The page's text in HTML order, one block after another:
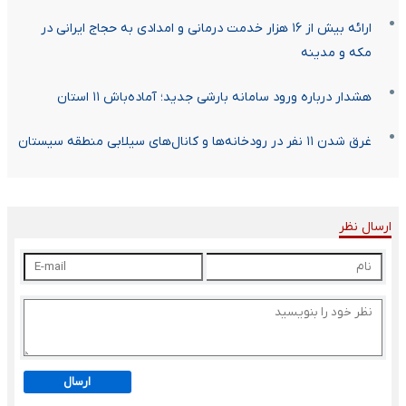
ارائه بیش از ۱۶ هزار خدمت درمانی و امدادی به حجاج ایرانی در
مکه و مدینه
هشدار درباره ورود سامانه بارشی جدید؛ آماده‌باش ۱۱ استان
غرق شدن ۱۱ نفر در رودخانه‌ها و کانال‌های سیلابی منطقه سیستان
ارسال نظر
ارسال